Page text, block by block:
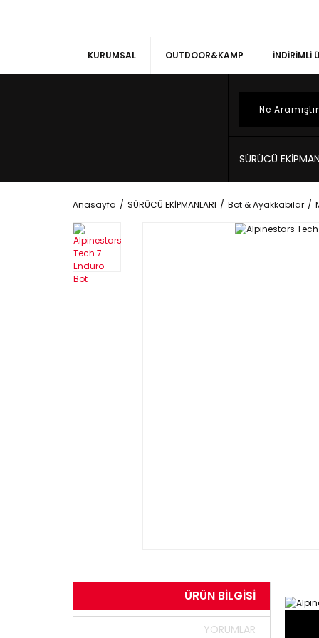
KURUMSAL OUTDOOR&KAMP İNDİRİMLİ
SÜRÜCÜ
Anasayfa SÜRÜCÜ EKİPMANLARI Bot & Ayakkabılar
ÜRÜN BILGISI
YORUMLAR